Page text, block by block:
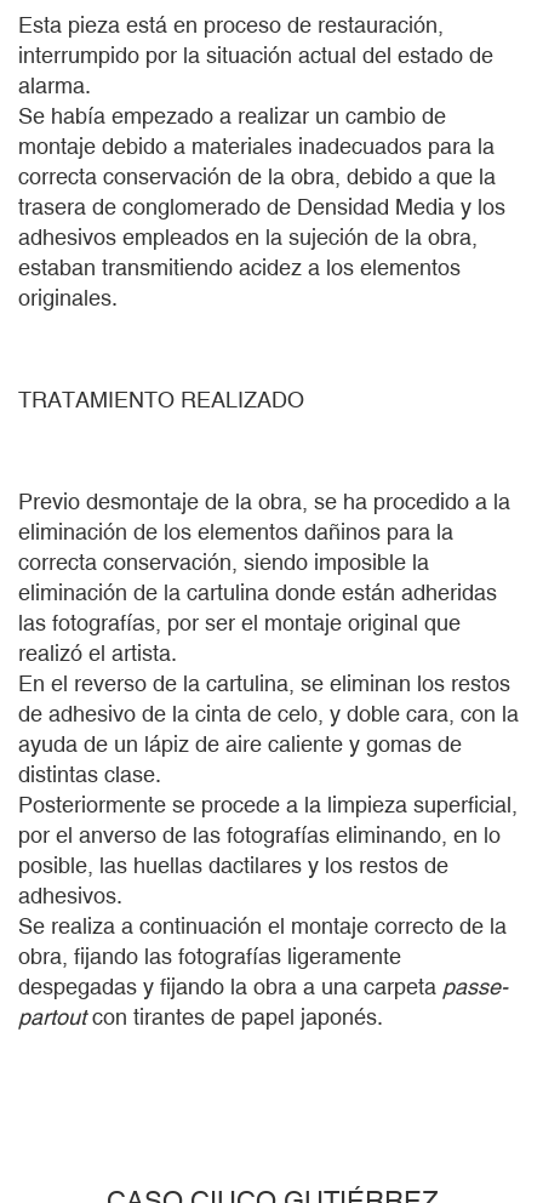
Esta pieza está en proceso de restauración,
interrumpido por la situación actual del estado de
alarma.
Se había empezado a realizar un cambio de
montaje debido a materiales inadecuados para la
correcta conservación de la obra, debido a que la
trasera de conglomerado de Densidad Media y los
adhesivos empleados en la sujeción de la obra,
estaban transmitiendo acidez a los elementos
originales.
TRATAMIENTO REALIZADO
Previo desmontaje de la obra, se ha procedido a la
eliminación de los elementos dañinos para la
correcta conservación, siendo imposible la
eliminación de la cartulina donde están adheridas
las fotografías, por ser el montaje original que
realizó el artista.
En el reverso de la cartulina, se eliminan los restos
de adhesivo de la cinta de celo, y doble cara, con la
ayuda de un lápiz de aire caliente y gomas de
distintas clase.
Posteriormente se procede a la limpieza superficial,
por el anverso de las fotografías eliminando, en lo
posible, las huellas dactilares y los restos de
adhesivos.
Se realiza a continuación el montaje correcto de la
obra, fijando las fotografías ligeramente
despegadas y fijando la obra a una carpeta passe-
partoutcon tirantes de papel japonés.